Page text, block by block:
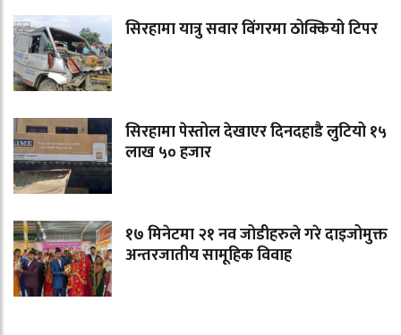
सिरहामा यात्रु सवार विंगरमा ठोक्कियो टिपर
सिरहामा पेस्तोल देखाएर दिनदहाडै लुटियो १५
लाख ५० हजार
१७ मिनेटमा २१ नव जोडीहरुले गरे दाइजोमुक्त
अन्तरजातीय सामूहिक विवाह